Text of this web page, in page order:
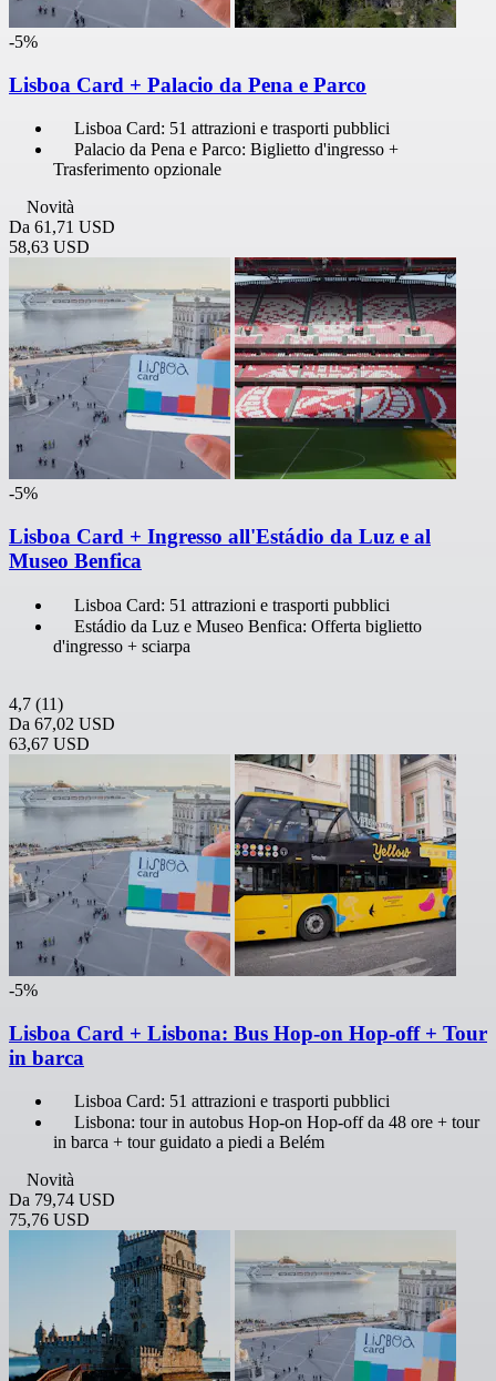
-5%
Lisboa Card + Palacio da Pena e Parco
Lisboa Card: 51 attrazioni e trasporti pubblici
Palacio da Pena e Parco: Biglietto d'ingresso +
Trasferimento opzionale
Novità
Da 61,71 USD
58,63 USD
-5%
Lisboa Card + Ingresso all'Estádio da Luz e al
Museo Benfica
Lisboa Card: 51 attrazioni e trasporti pubblici
Estádio da Luz e Museo Benfica: Offerta biglietto
d'ingresso + sciarpa
4,7 (11)
Da 67,02 USD
63,67 USD
-5%
Lisboa Card + Lisbona: Bus Hop-on Hop-off + Tour
in barca
Lisboa Card: 51 attrazioni e trasporti pubblici
Lisbona: tour in autobus Hop-on Hop-off da 48 ore + tour
in barca + tour guidato a piedi a Belém
Novità
Da 79,74 USD
75,76 USD